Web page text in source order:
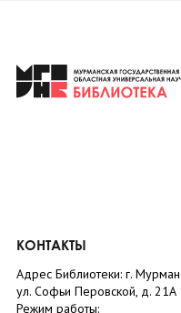
КОНТАКТЫ
Адрес Библиотеки: г.
ул. Софьи Перовской, д. 21А
Режим работы: